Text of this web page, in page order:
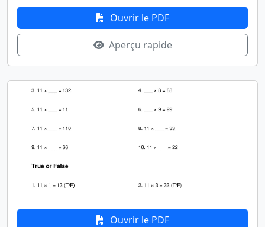
Ouvrir le PDF
Aperçu rapide
Ouvrir le PDF